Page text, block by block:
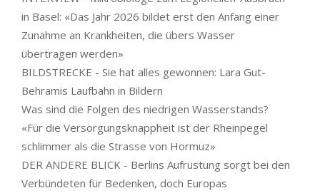
in Basel: «Das Jahr 2026 bildet erst den Anfang einer
Zunahme an Krankheiten, die übers Wasser
übertragen werden»
BILDSTRECKE - Sie hat alles gewonnen: Lara Gut-
Behramis Laufbahn in Bildern
Was sind die Folgen des niedrigen Wasserstands?
«Für die Versorgungsknappheit ist der Rheinpegel
schlimmer als die Strasse von Hormuz»
DER ANDERE BLICK - Berlins Aufrüstung sorgt bei den
Verbündeten für Bedenken, doch Europas